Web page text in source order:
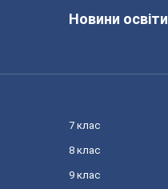
Новини освіти
7 клас
8 клас
9 клас